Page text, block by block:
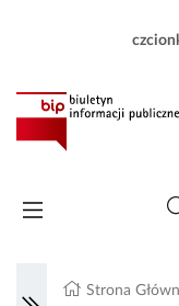
Strona